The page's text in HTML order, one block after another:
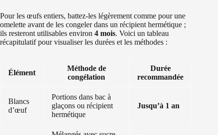
Pour les œufs entiers, battez-les légèrement comme pour une
omelette avant de les congeler dans un récipient hermétique ;
ils resteront utilisables environ 4 mois. Voici un tableau
récapitulatif pour visualiser les durées et les méthodes :
Élément
Méthode de
congélation
Durée
recommandée
Blancs
d’œuf
Portions dans bac à
glaçons ou récipient
hermétique
Jusqu’à 1 an